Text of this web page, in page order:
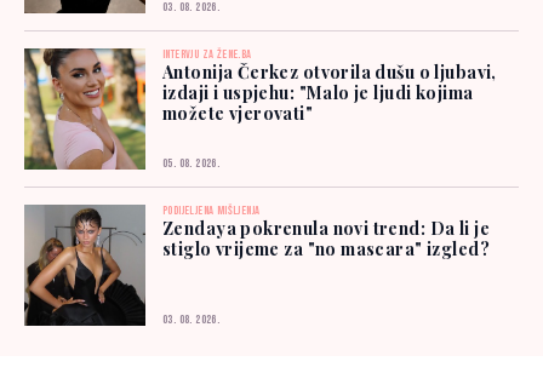
03. 08. 2026.
INTERVJU ZA ŽENE.BA
Antonija Čerkez otvorila dušu o ljubavi,
izdaji i uspjehu: "Malo je ljudi kojima
možete vjerovati"
05. 08. 2026.
PODIJELJENA MIŠLJENJA
Zendaya pokrenula novi trend: Da li je
stiglo vrijeme za "no mascara" izgled?
03. 08. 2026.